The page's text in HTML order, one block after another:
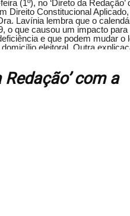
(1º), no ‘Direto da Redação’
Direito Constitucional
Lavínia lembra que o
o que causou um impacto para
e que podem mudar o
eleitoral. Outra
além da declaração de
Sobre as caminhadas
em Santo Antônio de Jesus,
que não aconteça
candidatos até com multas que
com a